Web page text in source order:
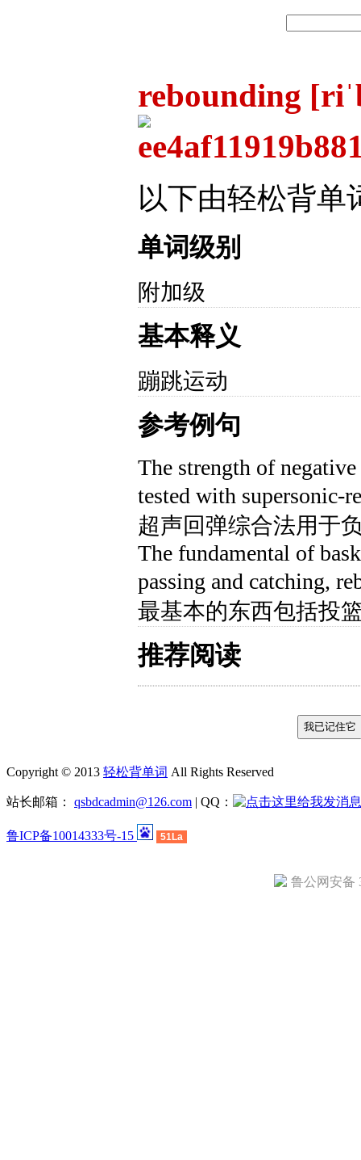
rebounding
以下由轻松背单
单词级别
附加级
基本释义
蹦跳运动
参考例句
The strength of
tested with supersonic-
超声回弹综合法用于
The fundamental of
passing and catching,
最基本的东西包括投
推荐阅读
Copyright © 2013 轻松背单词 All Rights Reserved
站长邮箱： qsbdcadmin@126.com | QQ：
鲁ICP备10014333号-15 51La
鲁公网安备